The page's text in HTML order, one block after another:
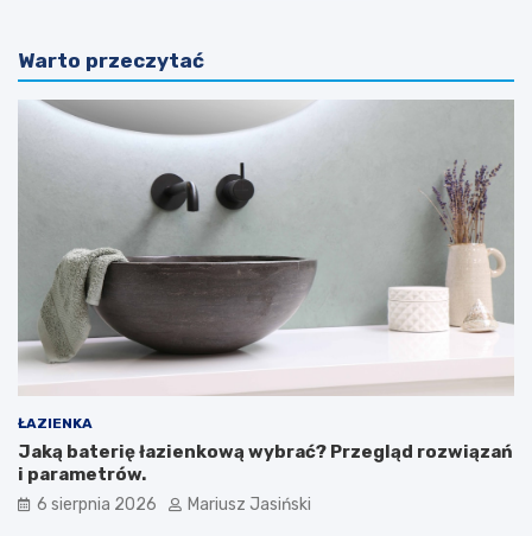
Warto przeczytać
ŁAZIENKA
Jaką baterię łazienkową wybrać? Przegląd rozwiązań
i parametrów.
6 sierpnia 2026 Mariusz Jasiński